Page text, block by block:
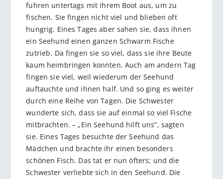
fuhren untertags mit ihrem Boot aus, um zu
fischen. Sie fingen nicht viel und blieben oft
hungrig. Eines Tages aber sahen sie, dass ihnen
ein Seehund einen ganzen Schwarm Fische
zutrieb. Da fingen sie so viel, dass sie ihre Beute
kaum heimbringen konnten. Auch am andern Tag
fingen sie viel, weil wiederum der Seehund
auftauchte und ihnen half. Und so ging es weiter
durch eine Reihe von Tagen. Die Schwester
wunderte sich, dass sie auf einmal so viel Fische
mitbrachten. – „Ein Seehund hilft uns“, sagten
sie. Eines Tages besuchte der Seehund das
Mädchen und brachte ihr einen besonders
schönen Fisch. Das tat er nun öfters; und die
Schwester verliebte sich in den Seehund. Die